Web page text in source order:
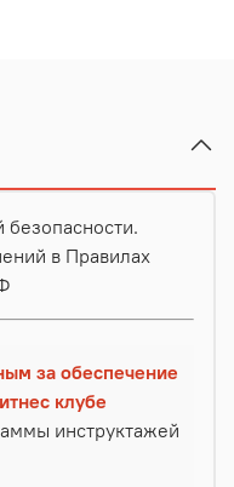
в Правилах
за обеспечение
клубе
инструктажей